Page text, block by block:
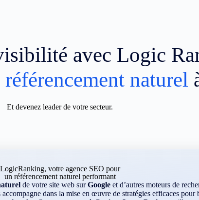
avec Logic
naturel
Et devenez leader de votre secteur.
LogicRanking, votre agence SEO pour
un référencement naturel performant
de votre site web surGoogle et d’autres moteurs de
accompagne dans la mise en œuvre de stratégies efficaces